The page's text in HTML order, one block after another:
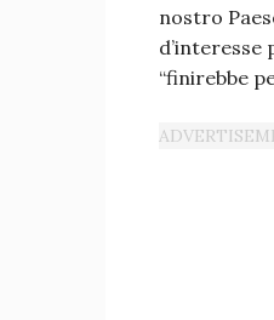
nostro
“finirebbe